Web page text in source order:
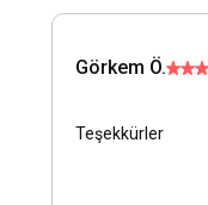
Görkem Ö.
Teşekkürler